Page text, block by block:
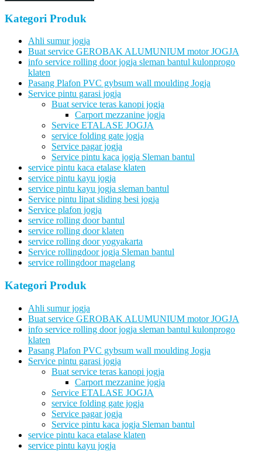
Kategori Produk
Ahli sumur jogja
Buat service GEROBAK ALUMUNIUM motor JOGJA
info service rolling door jogja sleman bantul kulonprogo
klaten
Pasang Plafon PVC gybsum wall moulding Jogja
Service pintu garasi jogja
Buat service teras kanopi jogja
Carport mezzanine jogja
Service ETALASE JOGJA
service folding gate jogja
Service pagar jogja
Service pintu kaca jogja Sleman bantul
service pintu kaca etalase klaten
service pintu kayu jogja
service pintu kayu jogja sleman bantul
Service pintu lipat sliding besi jogja
Service plafon jogja
service rolling door bantul
service rolling door klaten
service rolling door yogyakarta
Service rollingdoor jogja Sleman bantul
service rollingdoor magelang
Kategori Produk
Ahli sumur jogja
Buat service GEROBAK ALUMUNIUM motor JOGJA
info service rolling door jogja sleman bantul kulonprogo
klaten
Pasang Plafon PVC gybsum wall moulding Jogja
Service pintu garasi jogja
Buat service teras kanopi jogja
Carport mezzanine jogja
Service ETALASE JOGJA
service folding gate jogja
Service pagar jogja
Service pintu kaca jogja Sleman bantul
service pintu kaca etalase klaten
service pintu kayu jogja